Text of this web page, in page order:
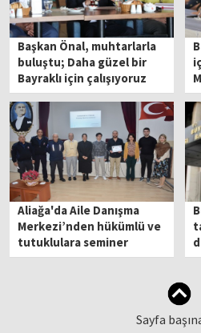
Başkan Önal, muhtarlarla
buluştu; Daha güzel bir
Bayraklı için çalışıyoruz
Aliağa'da Aile Danışma
Merkezi’nden hükümlü ve
tutuklulara seminer
Sayfa